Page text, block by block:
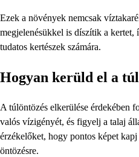
Ezek a növények nemcsak
megjelenésükkel is díszítik a kertet,
tudatos kertészek számára.
Hogyan kerüld el a
A túlöntözés elkerülése érdekében
valós vízigényét, és figyelj a talaj
érzékelőket, hogy pontos képet
öntözésre.